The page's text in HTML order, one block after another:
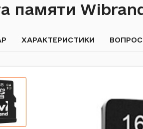
памяти
ХАРАКТЕРИСТИКИ